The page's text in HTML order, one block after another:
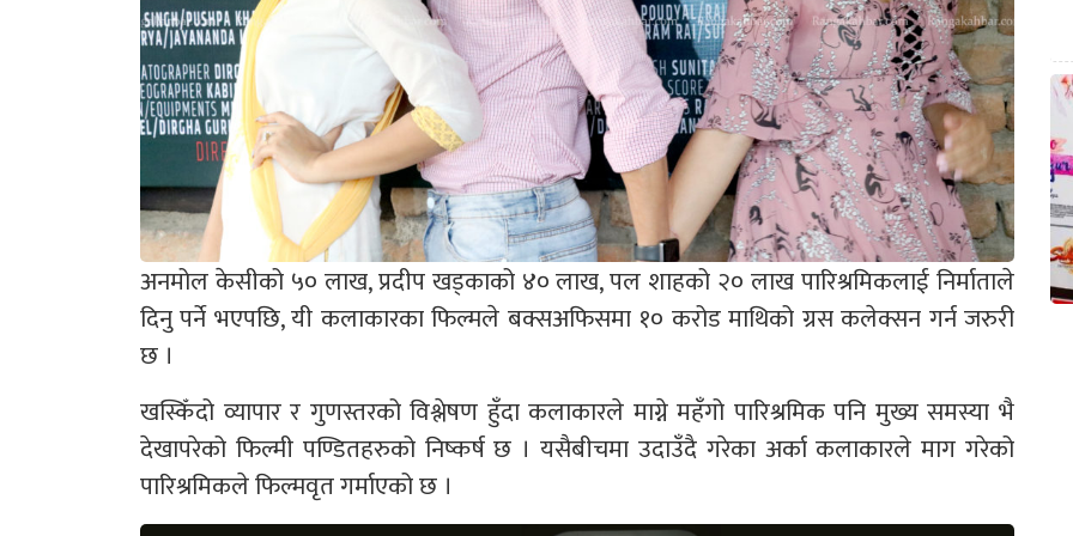
अनमोल केसीको ५० लाख, प्रदीप खड्काको ४० लाख, पल शाहको २० लाख पारिश्रमिकलाई निर्माताले
दिनु पर्ने भएपछि, यी कलाकारका फिल्मले बक्सअफिसमा १० करोड माथिको ग्रस कलेक्सन गर्न जरुरी
छ ।
खस्किँदो व्यापार र गुणस्तरको विश्लेषण हुँदा कलाकारले माग्ने महँगो पारिश्रमिक पनि मुख्य समस्या भै
देखापरेको फिल्मी पण्डितहरुको निष्कर्ष छ । यसैबीचमा उदाउँदै गरेका अर्का कलाकारले माग गरेको
पारिश्रमिकले फिल्मवृत गर्माएको छ ।